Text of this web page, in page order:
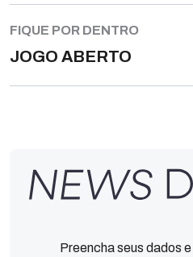
FIQUE POR DENTRO
JOGO ABERTO
Preencha seus dados